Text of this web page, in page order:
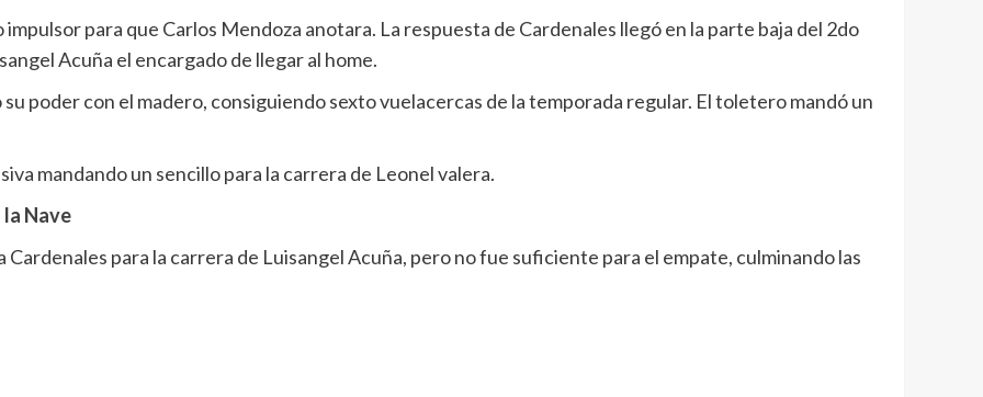
para que Carlos Mendoza anotara. La respuesta de Cardenales llegó en la parte baja del 2do
Acuña el encargado de llegar al home.
poder con el madero, consiguiendo sexto vuelacercas de la temporada regular. El toletero mandó un
mandando un sencillo para la carrera de Leonel valera.
la Nave
Cardenales para la carrera de Luisangel Acuña, pero no fue suficiente para el empate, culminando las